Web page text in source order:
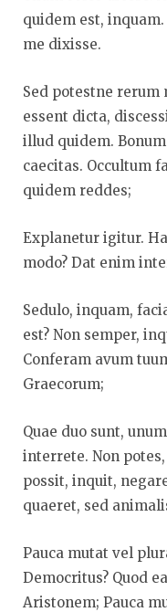
quidem est,
me dixisse.
Sed potestne rerum
essent dicta,
illud quidem.
caecitas. Occultum
quidem reddes;
Explanetur igitur.
modo? Dat enim
Sedulo, inquam,
est? Non semper,
Conferam avum
Graecorum;
Quae duo sunt,
interrete. Non
possit, inquit,
quaeret, sed
Pauca mutat vel
Democritus? Quod
Aristonem; Pauca